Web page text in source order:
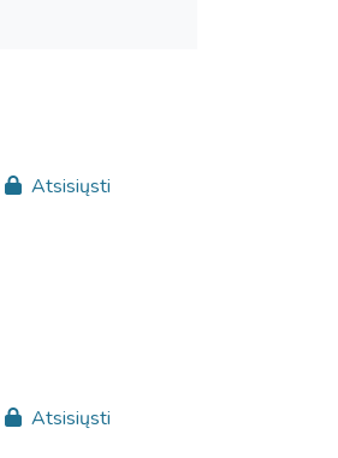
Atsisiųsti
Atsisiųsti